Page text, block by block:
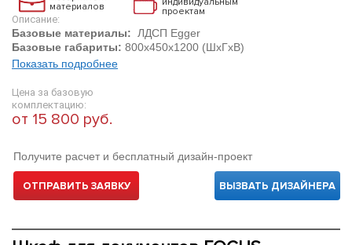
материалов
проектам
Описание:
Базовые материалы:
ЛДСП Egger
Базовые габариты: 800х450х1200 (ШхГхВ)
Показать подробнее
Цена за базовую
комплектацию:
от 15 800 руб.
Получите расчет и бесплатный дизайн-проект
ОТПРАВИТЬ ЗАЯВКУ ВЫЗВАТЬ ДИЗАЙНЕРА